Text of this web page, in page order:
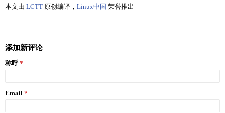
本文由 LCTT 原创编译， Linux中国 荣誉推出
添加新评论
称呼
Email